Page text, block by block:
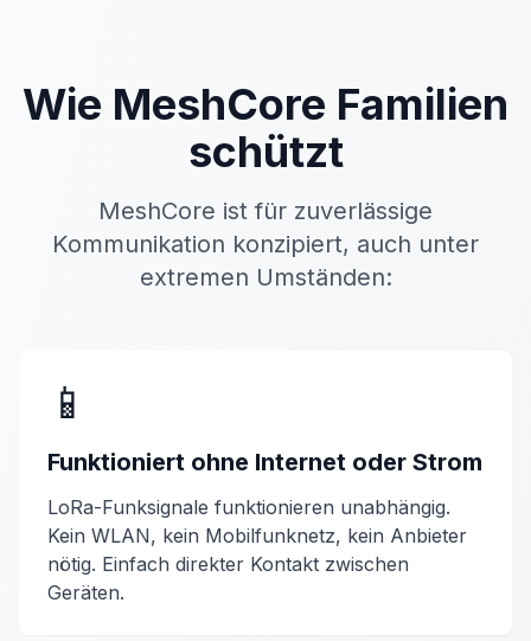
Wie MeshCore Familien
schützt
MeshCore ist für zuverlässige
Kommunikation konzipiert, auch unter
extremen Umständen:
📱
Funktioniert ohne Internet oder Strom
LoRa-Funksignale funktionieren unabhängig.
Kein WLAN, kein Mobilfunknetz, kein Anbieter
nötig. Einfach direkter Kontakt zwischen
Geräten.